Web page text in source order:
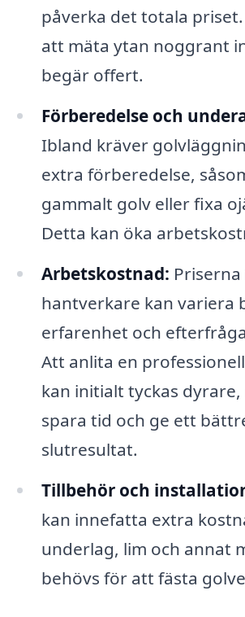
påverka det totala
att mäta ytan noggrant
begär offert.
Förberedelse och
Ibland kräver
extra förberedelse,
gammalt golv eller fixa
Detta kan öka
Arbetskostnad:
hantverkare kan variera
erfarenhet och
Att anlita en
kan initialt tyckas
spara tid och ge ett
slutresultat.
Tillbehör och
kan innefatta extra
underlag, lim och annat
behövs för att fästa